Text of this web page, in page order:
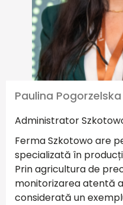
Paulina Pogorzelska
Administrator
Ferma Szkotowo are
specializată în
Prin agricultura de
monitorizarea atentă
considerată un